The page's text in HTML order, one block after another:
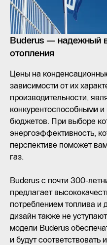
Buderus — надежный
отопления
Цены на
зависимости от их
производительности,
конкурентоспособными
бюджетов. При выборе
энергоэффективность,
перспективе поможет
газ.
Buderus с почти 300-
предлагает
потреблением топлива и
дизайн также не
модели Buderus
и будут соответствовать